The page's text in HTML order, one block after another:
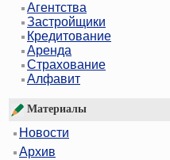
Агентства
Застройщики
Кредитование
Аренда
Страхование
Алфавит
Материалы
Новости
Архив